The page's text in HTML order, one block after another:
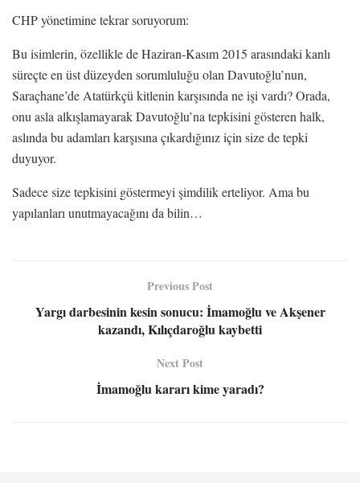
CHP yönetimine tekrar soruyorum:
Bu isimlerin, özellikle de Haziran-Kasım 2015 arasındaki kanlı
süreçte en üst düzeyden sorumluluğu olan Davutoğlu’nun,
Saraçhane’de Atatürkçü kitlenin karşısında ne işi vardı? Orada,
onu asla alkışlamayarak Davutoğlu’na tepkisini gösteren halk,
aslında bu adamları karşısına çıkardığınız için size de tepki
duyuyor.
Sadece size tepkisini göstermeyi şimdilik erteliyor. Ama bu
yapılanları unutmayacağını da bilin…
Previous Post
Yargı darbesinin kesin sonucu: İmamoğlu ve Akşener
kazandı, Kılıçdaroğlu kaybetti
Next Post
İmamoğlu kararı kime yaradı?